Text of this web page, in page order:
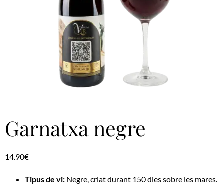
Garnatxa negre
14.90€
Tipus de vi: Negre, criat durant 150 dies sobre les mares.